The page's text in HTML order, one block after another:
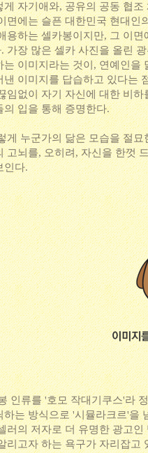
게 자기애와, 공유의 공동 협
면에는 슬픈 대한민국 현대인
용하는 셀카봉이지만, 그 이
가장 많은 셀카 사진을 올린
는 이미지라는 것이, 연예인을
낸 이미지를 답습하고 있다는
임없이 자기 자신에 대한 비
의 입을 통해 증명한다.
게 누군가의 닮은 모습을 절
고뇌를, 오히려, 자신을 한껏
인다.
인류를 '호모 작대기쿠스'라
하는 방식으로 '시뮬라크르'을
러의 저자로 더 유명한 광고
리고자 하는 욕구가 자리잡고